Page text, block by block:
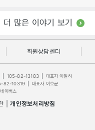
더 많은 이야기 보기
회원상담센터
105-82-13183
대표자 이일하
82-10319
대표자 이호균
이버스
개인정보처리방침